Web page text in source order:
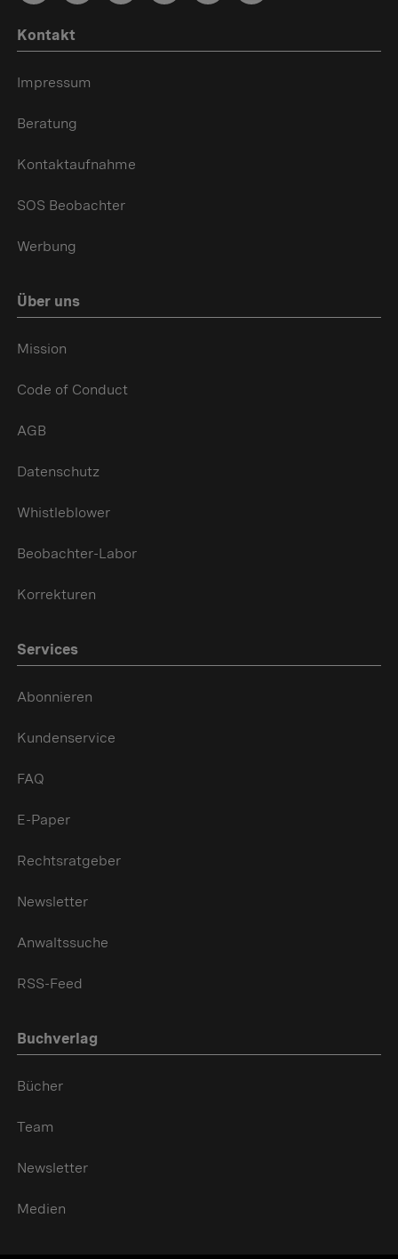
Kontakt
Impressum
Beratung
Kontaktaufnahme
SOS Beobachter
Werbung
Über uns
Mission
Code of Conduct
AGB
Datenschutz
Whistleblower
Beobachter-Labor
Korrekturen
Services
Abonnieren
Kundenservice
FAQ
E-Paper
Rechtsratgeber
Newsletter
Anwaltssuche
RSS-Feed
Buchverlag
Bücher
Team
Newsletter
Medien